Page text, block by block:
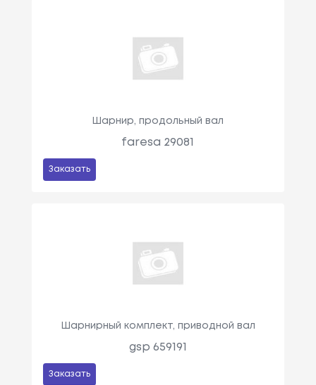
Шарнир, продольный вал
faresa 29081
Заказать
Шарнирный комплект, приводной вал
gsp 659191
Заказать